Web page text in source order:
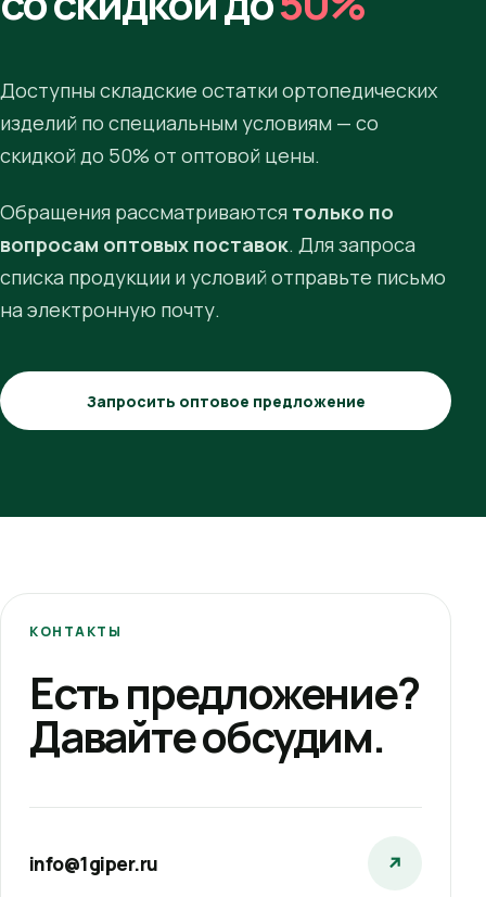
Доступны складские остатки ортопедических
изделий по специальным условиям — со
скидкой до 50% от оптовой цены.
Обращения рассматриваются только по
вопросам оптовых поставок. Для запроса
списка продукции и условий отправьте письмо
на электронную почту.
Запросить оптовое предложение
КОНТАКТЫ
Есть предложение?
Давайте обсудим.
info@1giper.ru ↗